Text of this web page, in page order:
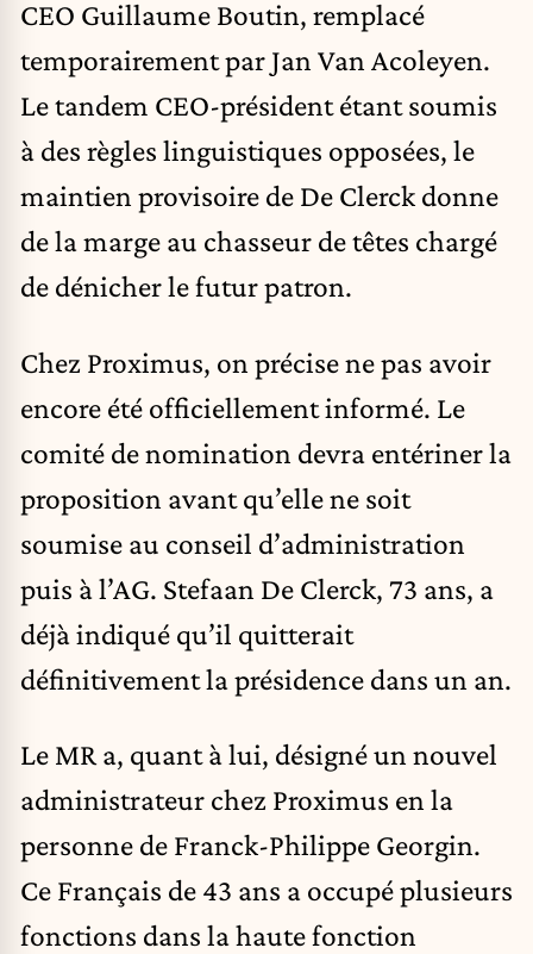
CEO Guillaume Boutin, remplacé
temporairement par Jan Van Acoleyen.
Le tandem CEO-président étant soumis
à des règles linguistiques opposées, le
maintien provisoire de De Clerck donne
de la marge au chasseur de têtes chargé
de dénicher le futur patron.
Chez Proximus, on précise ne pas avoir
encore été officiellement informé. Le
comité de nomination devra entériner la
proposition avant qu’elle ne soit
soumise au conseil d’administration
puis à l’AG. Stefaan De Clerck, 73 ans, a
déjà indiqué qu’il quitterait
définitivement la présidence dans un an.
Le MR a, quant à lui, désigné un nouvel
administrateur chez Proximus en la
personne de Franck-Philippe Georgin.
Ce Français de 43 ans a occupé plusieurs
fonctions dans la haute fonction